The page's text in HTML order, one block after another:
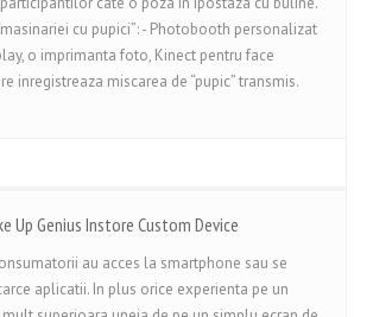
cu pupici”: - Photobooth personalizat
o imprimanta foto, Kinect pentru face
inregistreaza miscarea de “pupic” transmis.
Up Genius Instore Custom Device
au acces la smartphone sau se
aplicatii. In plus orice experienta pe un